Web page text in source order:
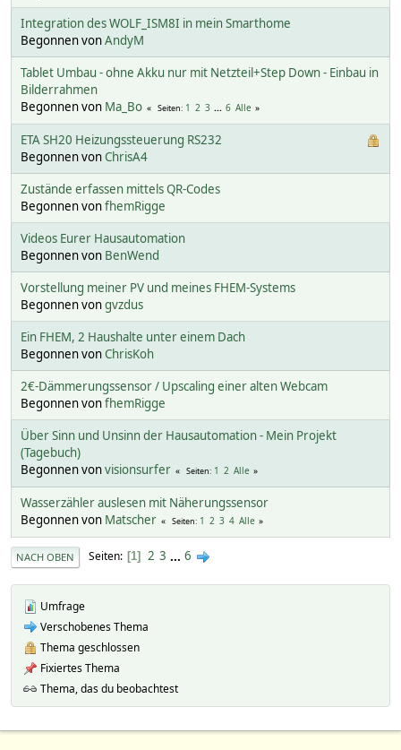
Integration des WOLF_ISM8I in mein Smarthome
Begonnen vonAndyM
Tablet Umbau - ohne Akku nur mit Netzteil+Step Down - Einbau in
Bilderrahmen
Begonnen von Ma_Bo Seiten 1 2 3 ... 6 Alle
ETA SH20 Heizungssteuerung RS232
Begonnen vonChrisA4
Zustände erfassen mittels QR-Codes
Begonnen vonfhemRigge
Videos Eurer Hausautomation
Begonnen von BenWend
Vorstellung meiner PV und meines FHEM-Systems
Begonnen vongvzdus
Ein FHEM, 2 Haushalte unter einem Dach
Begonnen vonChrisKoh
2€-Dämmerungssensor / Upscaling einer alten Webcam
Begonnen vonfhemRigge
Über Sinn und Unsinn der Hausautomation - Mein Projekt
(Tagebuch)
Begonnen vonvisionsurfer Seiten 1 2 Alle
Wasserzähler auslesen mit Näherungssensor
Begonnen von Matscher Seiten 1 2 3 4 Alle
NACH OBEN Seiten 1 2 3 ... 6
Umfrage
Verschobenes Thema
Thema geschlossen
Fixiertes Thema
Thema, das du beobachtest